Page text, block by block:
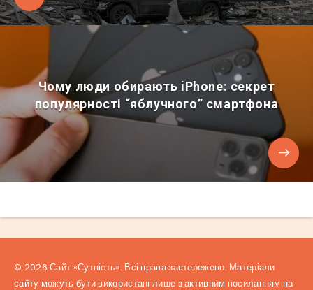
Чому люди обирають iPhone: секрет
популярності “яблучного” смартфона
© 2026 Сайт «Сутність». Всі права застережено. Матеріали
сайту можуть бути використані лише з активним посиланням на